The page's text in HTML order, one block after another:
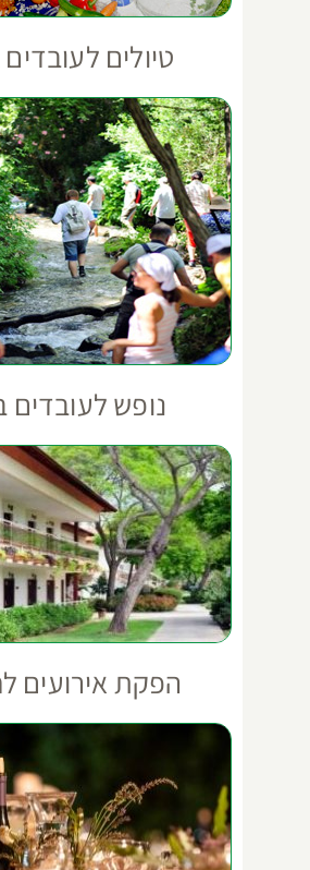
טיולים
נופש לעובדים
הפקת אירועים